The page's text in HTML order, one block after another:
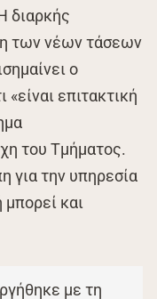
διαρκής
των νέων τάσεων
ο
επιτακτική
του Τμήματος.
για την υπηρεσία
μπορεί και
με τη